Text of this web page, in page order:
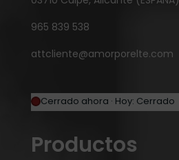
965 839 538
attcliente@amorporelte.com
Cerrado ahora · Hoy: Cerrado
Productos